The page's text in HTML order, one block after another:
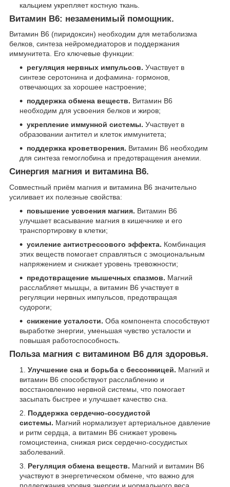
кальцием укрепляет костную ткань.
Витамин B6: незаменимый помощник.
Витамин B6 (пиридоксин) необходим для метаболизма
белков, синтеза нейромедиаторов и поддержания
иммунитета. Его ключевые функции:
регуляция нервных импульсов. Участвует в
синтезе серотонина и дофамина- гормонов,
отвечающих за хорошее настроение;
поддержка обмена веществ. Витамин B6
необходим для усвоения белков и жиров;
укрепление иммунной системы. Участвует в
образовании антител и клеток иммунитета;
поддержка кроветворения. Витамин B6 необходим
для синтеза гемоглобина и предотвращения анемии.
Синергия магния и витамина B6.
Совместный приём магния и витамина B6 значительно
усиливает их полезные свойства:
повышение усвоения магния. Витамин B6
улучшает всасывание магния в кишечнике и его
транспортировку в клетки;
усиление антистрессового эффекта. Комбинация
этих веществ помогает справляться с эмоциональным
напряжением и снижает уровень тревожности;
предотвращение мышечных спазмов. Магний
расслабляет мышцы, а витамин B6 участвует в
регуляции нервных импульсов, предотвращая
судороги;
снижение усталости. Оба компонента способствуют
выработке энергии, уменьшая чувство усталости и
повышая работоспособность.
Польза магния с витамином B6 для здоровья.
Улучшение сна и борьба с бессонницей. Магний и
витамин B6 способствуют расслаблению и
восстановлению нервной системы, что помогает
засыпать быстрее и улучшает качество сна.
Поддержка сердечно-сосудистой
системы. Магний нормализует артериальное давление
и ритм сердца, а витамин B6 снижает уровень
гомоцистеина, снижая риск сердечно-сосудистых
заболеваний.
Регуляция обмена веществ. Магний и витамин B6
участвуют в энергетическом обмене, что важно для
поддержания уровня энергии и нормального веса.